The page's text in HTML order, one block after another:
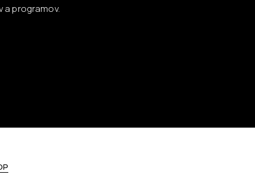
programov.